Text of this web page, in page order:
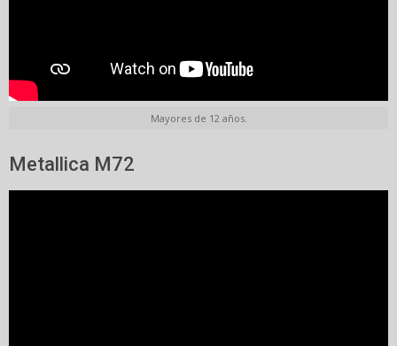
Mayores de 12 años.
Metallica M72